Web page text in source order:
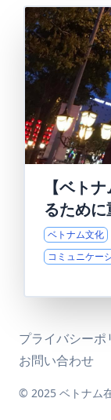
【ベト
るために
ベトナム文化
コミュニケー
プライバシーポ
お問い合わせ
© 2025 ベトナム